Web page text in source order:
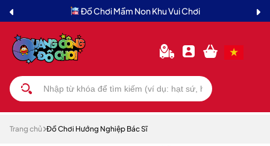
Đồ Chơi Mầm Non Khu Vui Chơi
Trang chủ Đồ Chơi Hướng Nghiệp Bác Sĩ